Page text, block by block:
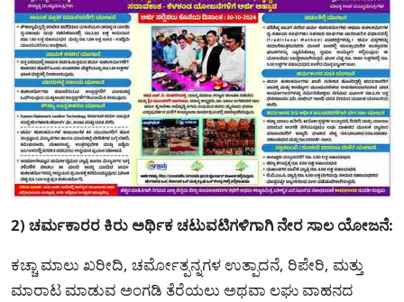
2) ಚರ್ಮಕಾರರ ಕಿರು ಅರ್ಥಿಕ ಚಟುವಟಿಗಳಿಗಾಗಿ ನೇರ ಸಾಲ ಯೋಜನೆ:
ಕಚ್ಚಾ ಮಾಲು ಖರೀದಿ, ಚರ್ಮೋತ್ಪನ್ನಗಳ ಉತ್ಪಾದನೆ, ರಿಪೇರಿ, ಮತ್ತು
ಮಾರಾಟ ಮಾಡುವ ಅಂಗಡಿ ತೆರೆಯಲು ಅಥವಾ ಲಘು ವಾಹನದ